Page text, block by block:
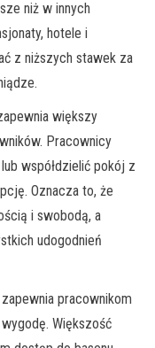
niż w innych
hotele i
z niższych stawek za
większy
Pracownicy
współdzielić pokój z
Oznacza to, że
i swobodą, a
udogodnień
pracownikom
Większość